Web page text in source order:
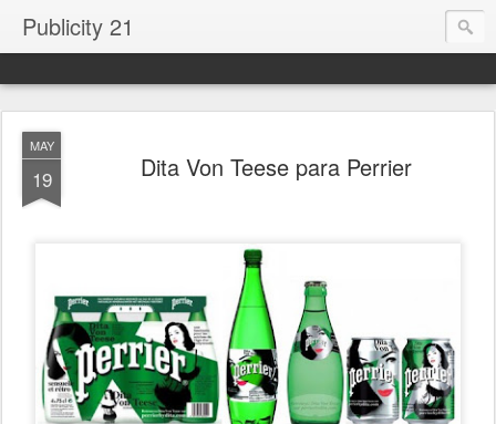
Publicity 21
MAY
19 Dita Von Teese para Perrier